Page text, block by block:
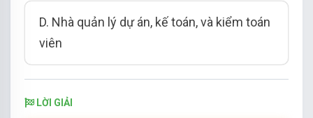
D. Nhà quản lý dự án, kế toán, và kiểm toán
viên
LỜI GIẢI